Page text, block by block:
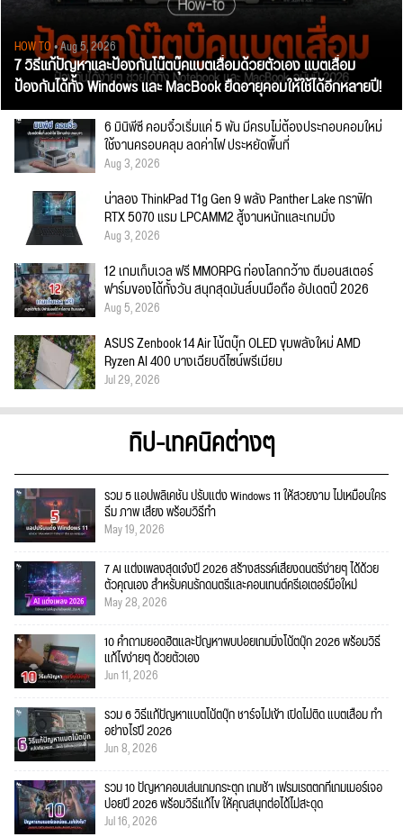
HOW TO• Aug 5, 2026
7 วิธีแก้ปัญหาและป้องกันโน๊ตบุ๊คแบตเสื่อมด้วยตัวเอง แบตเสื่อม
ป้องกันได้ทั้ง Windows และ MacBook ยืดอายุคอมให้ใช้ได้อีกหลายปี!
6 มินิพีซี คอมจิ๋วเริ่มแค่ 5 พัน มีครบไม่ต้องประกอบคอมใหม่
ใช้งานครอบคลุม ลดค่าไฟ ประหยัดพื้นที่
Aug 3, 2026
น่าลอง ThinkPad T1g Gen 9 พลัง Panther Lake กราฟิก
RTX 5070 แรม LPCAMM2 สู้งานหนักและเกมมิ่ง
Aug 3, 2026
12 เกมเก็บเวล ฟรี MMORPG ท่องโลกกว้าง ตีมอนสเตอร์
ฟาร์มของได้ทั้งวัน สนุกสุดมันส์บนมือถือ อัปเดตปี 2026
Aug 5, 2026
ASUS Zenbook 14 Air โน้ตบุ๊ก OLED ขุมพลังใหม่ AMD
Ryzen AI 400 บางเฉียบดีไซน์พรีเมียม
Jul 29, 2026
ทิป-เทคนิคต่างๆ
รวม 5 แอปพลิเคชัน ปรับแต่ง Windows 11 ให้สวยงาม ไม่เหมือนใคร
ธีม ภาพ เสียง พร้อมวิธีทำ
May 19, 2026
7 AI แต่งเพลงสุดเจ๋งปี 2026 สร้างสรรค์เสียงดนตรีง่ายๆ ได้ด้วย
ตัวคุณเอง สำหรับคนรักดนตรีและคอนเทนต์ครีเอเตอร์มือใหม่
May 28, 2026
10 คำถามยอดฮิตและปัญหาพบบ่อยเกมมิ่งโน้ตบุ๊ก 2026 พร้อมวิธี
แก้ไขง่ายๆ ด้วยตัวเอง
Jun 11, 2026
รวม 6 วิธีแก้ปัญหาแบตโน้ตบุ๊ก ชาร์จไม่เข้า เปิดไม่ติด แบตเสื่อม ทำ
อย่างไรปี 2026
Jun 8, 2026
รวม 10 ปัญหาคอมเล่นเกมกระตุก เกมช้า เฟรมเรตตกที่เกมเมอร์เจอ
บ่อยปี 2026 พร้อมวิธีแก้ไข ให้คุณสนุกต่อได้ไม่สะดุด
Jul 16, 2026